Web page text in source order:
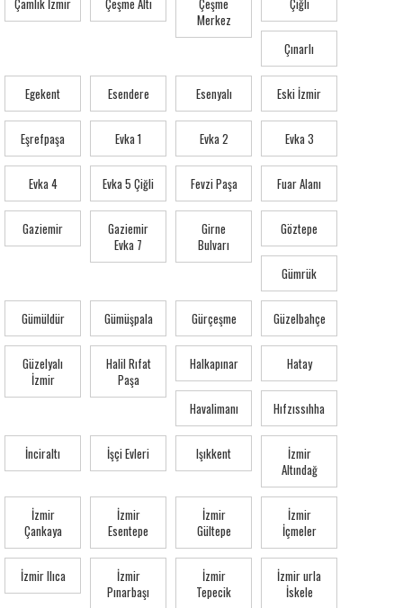
Çamlık İzmir Çeşme Altı
Çeşme
Merkez
Çiğli
Çınarlı
Egekent Esendere Esenyalı Eski İzmir
Eşrefpaşa Evka 1 Evka 2 Evka 3
Evka 4 Evka 5 Çiğli Fevzi Paşa Fuar Alanı
Gaziemir
Gaziemir
Evka 7
Girne
Bulvarı
Göztepe
Gümrük
Gümüldür Gümüşpala Gürçeşme Güzelbahçe
Güzelyalı
İzmir
Halil Rıfat
Paşa
Halkapınar Hatay
Havalimanı Hıfzıssıhha
İnciraltı İşçi Evleri Işıkkent
İzmir
Altındağ
İzmir
Çankaya
İzmir
Esentepe
İzmir
Gültepe
İzmir
İçmeler
İzmir Ilıca
İzmir
Pınarbaşı
İzmir
Tepecik
İzmir urla
İskele